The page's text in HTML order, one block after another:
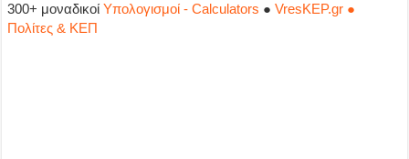
300+ μοναδικοίΥπολογισμοί - Calculators ●VresKEP.gr ●
Πολίτες & ΚΕΠ